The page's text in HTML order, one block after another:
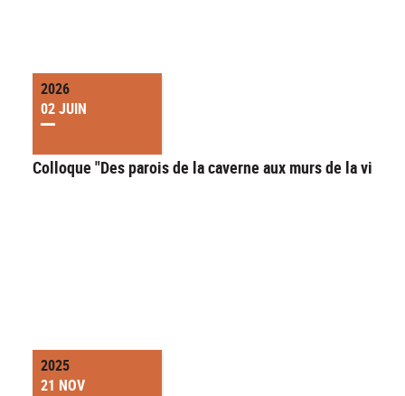
2026
02 JUIN
Colloque "Des parois de la caverne aux murs de la ville"
2025
21 NOV